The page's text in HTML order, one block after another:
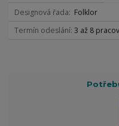
Designová řada
Folklor
Termín odeslání 3 až 8